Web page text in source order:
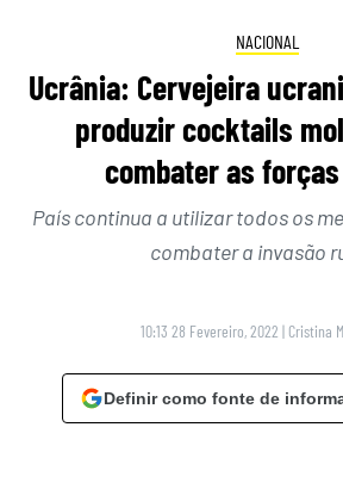
NACIONAL
Ucrânia: Cervejeira
produzir cocktails
combater as
País continua a utilizar todos os
combater a invasão
10:13 28 Fevereiro, 2022 | Cristina
Definir como fonte de